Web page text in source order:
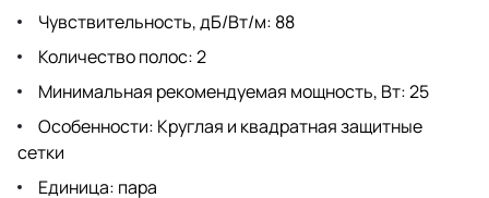
Чувствительность, дБ/Вт/м: 88
Количество полос: 2
Минимальная рекомендуемая мощность, Вт: 25
Особенности: Круглая и квадратная защитные
сетки
Единица: пара